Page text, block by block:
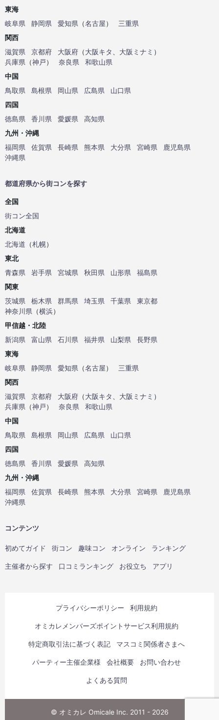
東海
岐阜県
静岡県 愛知県 （名古屋）
三重県
関西
滋賀県
京都府 大阪府 （大阪キタ 大阪ミナミ ）
兵庫県 （神戸） 奈良県
和歌山県
中国
鳥取県
島根県 岡山県 広島県
山口県
四国
徳島県
香川県 愛媛県
高知県
九州・沖縄
福岡県
佐賀県 長崎県 熊本県 大分県 宮崎県
鹿児島県
沖縄県
都道府県から街コンを探す
全国
街コン全国
北海道
北海道 （札幌）
東北
青森県
岩手県 宮城県 秋田県 山形県
福島県
関東
茨城県
栃木県 群馬県 埼玉県 千葉県
東京都
神奈川県 （横浜）
甲信越・北陸
新潟県
富山県 石川県 福井県 山梨県
長野県
東海
岐阜県
静岡県 愛知県 （名古屋）
三重県
関西
滋賀県
京都府 大阪府 （大阪キタ 大阪ミナミ ）
兵庫県 （神戸） 奈良県
和歌山県
中国
鳥取県
島根県 岡山県 広島県
山口県
四国
徳島県
香川県 愛媛県
高知県
九州・沖縄
福岡県
佐賀県 長崎県 熊本県 大分県 宮崎県
鹿児島県
沖縄県
コンテンツ
初めてガイド 街コン 趣味コン オンライン ランキング
主催者から探す 口コミランキング お役立ち アプリ
プライバシーポリシー 利用規約
オミカレメンバーズポイントサービス利用規約
特定商取引法に基づく表記 マスコミ関係者さまへ
パーティー主催企業様 会社概要 お問い合わせ
よくある質問
© オミカレ Omicale Inc. 2011 - 2026